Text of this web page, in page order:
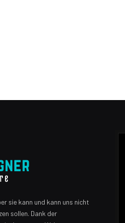
sie kann und kann uns nicht
sollen. Dank der